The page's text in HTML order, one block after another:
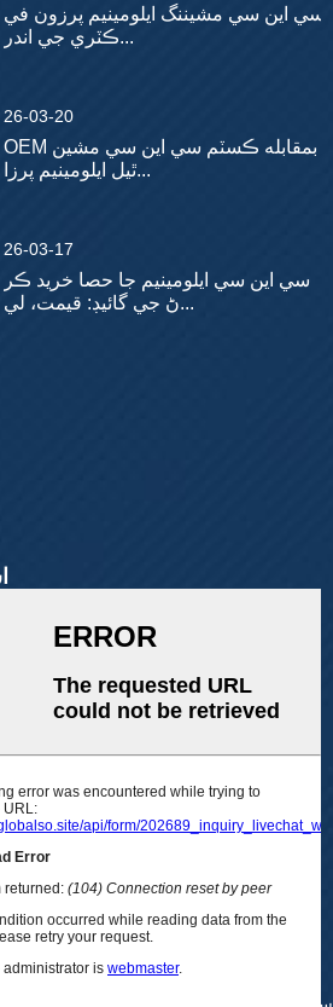
سي اين سي مشيننگ ايلومينيم پرزون في
ڪٽري جي اندر...
26-03-20
OEM بمقابله ڪسٽم سي اين سي مشين
ٿيل ايلومينيم پرزا...
26-03-17
سي اين سي ايلومينيم جا حصا خريد ڪر
ڻ جي گائيڊ: قيمت، لي...
پتي:
بلڊنگ 49، فومين انڊسٽريل
هاڻي
سائيٽ ميپ -اي ايم پي